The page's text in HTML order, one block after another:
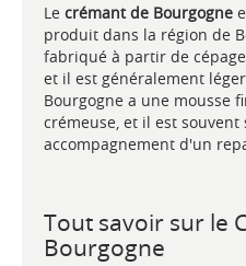
Le crémant de Bourgogne
produit dans la région de
fabriqué à partir de
et il est généralement
Bourgogne a une mousse
crémeuse, et il est
accompagnement d'un
Tout savoir sur le
Bourgogne